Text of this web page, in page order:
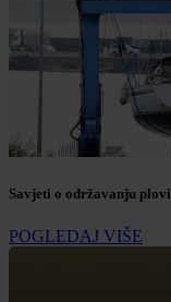
Savjeti o održavanju
POGLEDAJ VIŠE